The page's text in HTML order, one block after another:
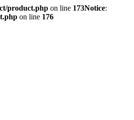
product.php on line 173Notice:
on line 176